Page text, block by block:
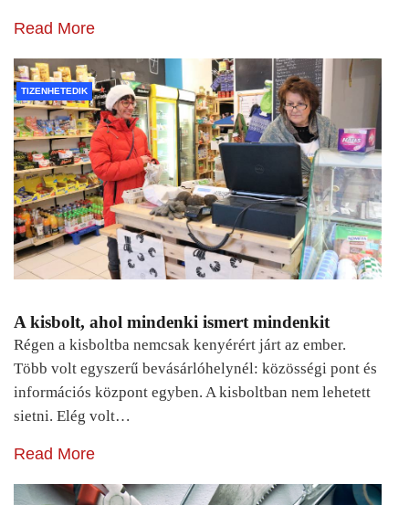
Read More
TIZENHETEDIK
A kisbolt, ahol mindenki ismert mindenkit
Régen a kisboltba nemcsak kenyérért járt az ember.
Több volt egyszerű bevásárlóhelynél: közösségi pont és
információs központ egyben. A kisboltban nem lehetett
sietni. Elég volt…
Read More